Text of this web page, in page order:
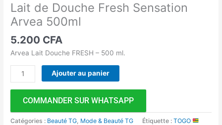
Lait de Douche Fresh Sensation
Arvea 500ml
5.200 CFA
Arvea Lait Douche FRESH – 500 ml.
Ajouter au panier
COMMANDER SUR WHATSAPP
Catégories : Beauté TG Mode & Beauté TG Étiquette :TOGO